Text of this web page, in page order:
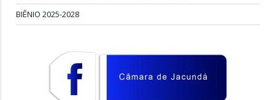
BIÊNIO 2025-2028